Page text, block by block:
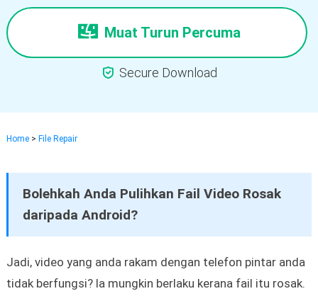
Muat Turun Percuma
 Secure Download
Home> File Repair
Bolehkah Anda Pulihkan Fail Video Rosak
daripada Android?
Jadi, video yang anda rakam dengan telefon pintar anda
tidak berfungsi? Ia mungkin berlaku kerana fail itu rosak.